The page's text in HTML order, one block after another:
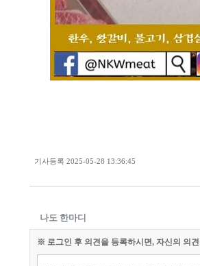
기사등록 2025-05-28 13:36:45
나도 한마디
※ 로그인 후 의견을 등록하시면, 자신의 의